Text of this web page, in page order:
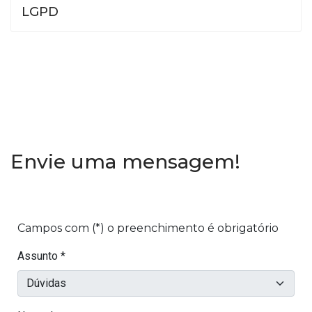
LGPD
Envie uma mensagem!